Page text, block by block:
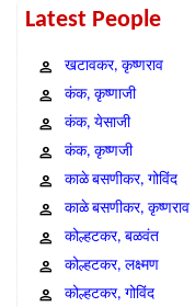
Latest People
खटावकर, कृष्णराव
कंक, कृष्णाजी
कंक, येसाजी
कंक, कृष्णजी
काळे बसणीकर, गोविंद
काळे बसणीकर, कृष्णराव
कोल्हटकर, बळवंत
कोल्हटकर, लक्ष्मण
कोल्हटकर, गोविंद